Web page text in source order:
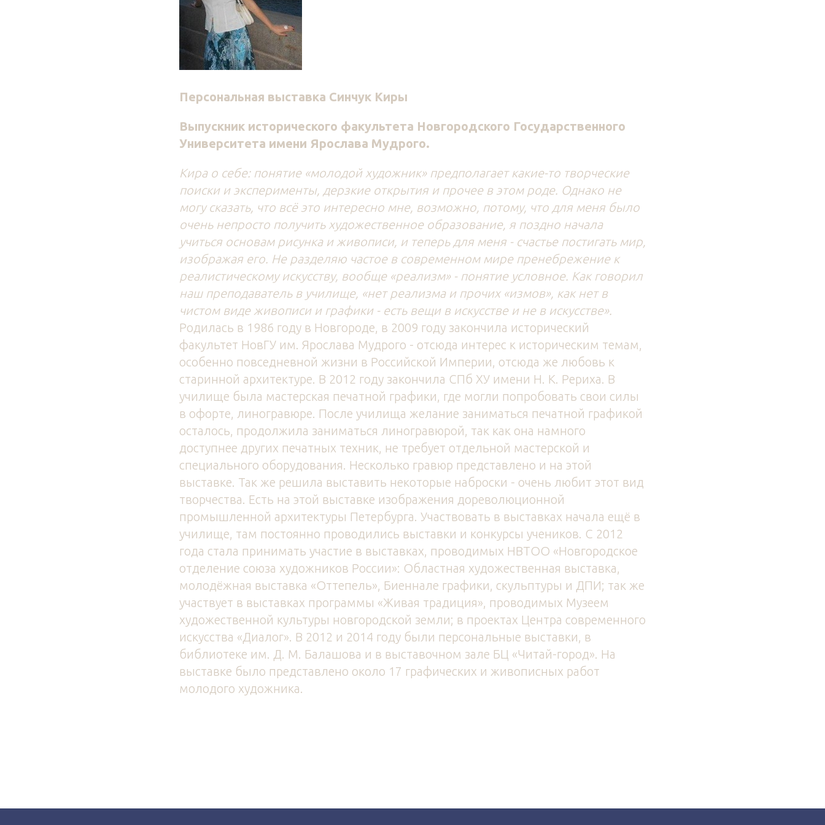
Персональная выставка Синчук Киры
Выпускник исторического факультета Новгородского Государственного
Университета имени Ярослава Мудрого.
Кира о себе: понятие «молодой художник» предполагает какие-то творческие
поиски и эксперименты, дерзкие открытия и прочее в этом роде. Однако не
могу сказать, что всё это интересно мне, возможно, потому, что для меня было
очень непросто получить художественное образование, я поздно начала
учиться основам рисунка и живописи, и теперь для меня - счастье постигать мир,
изображая его. Не разделяю частое в современном мире пренебрежение к
реалистическому искусству, вообще «реализм» - понятие условное. Как говорил
наш преподаватель в училище, «нет реализма и прочих «измов», как нет в
чистом виде живописи и графики - есть вещи в искусстве и не в искусстве».
Родилась в 1986 году в Новгороде, в 2009 году закончила исторический
факультет НовГУ им. Ярослава Мудрого - отсюда интерес к историческим темам,
особенно повседневной жизни в Российской Империи, отсюда же любовь к
старинной архитектуре. В 2012 году закончила СПб ХУ имени Н. К. Рериха. В
училище была мастерская печатной графики, где могли попробовать свои силы
в офорте, линогравюре. После училища желание заниматься печатной графикой
осталось, продолжила заниматься линогравюрой, так как она намного
доступнее других печатных техник, не требует отдельной мастерской и
специального оборудования. Несколько гравюр представлено и на этой
выставке. Так же решила выставить некоторые наброски - очень любит этот вид
творчества. Есть на этой выставке изображения дореволюционной
промышленной архитектуры Петербурга. Участвовать в выставках начала ещё в
училище, там постоянно проводились выставки и конкурсы учеников. С 2012
года стала принимать участие в выставках, проводимых НВТОО «Новгородское
отделение союза художников России»: Областная художественная выставка,
молодёжная выставка «Оттепель», Биеннале графики, скульптуры и ДПИ; так же
участвует в выставках программы «Живая традиция», проводимых Музеем
художественной культуры новгородской земли; в проектах Центра современного
искусства «Диалог». В 2012 и 2014 году были персональные выставки, в
библиотеке им. Д. М. Балашова и в выставочном зале БЦ «Читай-город». На
выставке было представлено около 17 графических и живописных работ
молодого художника.